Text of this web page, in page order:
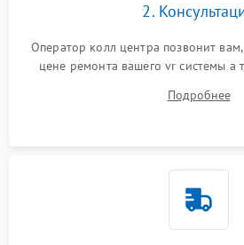
2.
Оператор колл центра позвонит
цене ремонта вашего vr системы а
Подробнее